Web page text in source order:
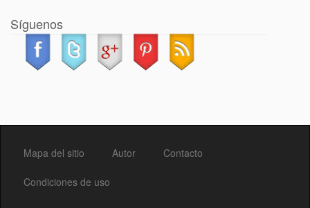
Síguenos
Mapa del sitio Autor Contacto
Condiciones de uso